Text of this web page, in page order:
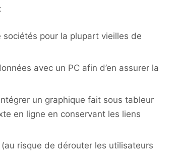
pour la plupart vieilles de
avec un PC afin d’en assurer la
un graphique fait sous tableur
en ligne en conservant les liens
risque de dérouter les utilisateurs